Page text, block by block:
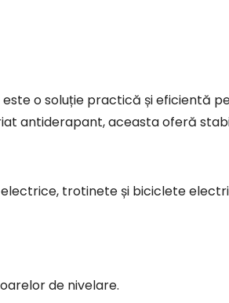
antiderapant, aceasta oferă
trotinete și biciclete
de nivelare.